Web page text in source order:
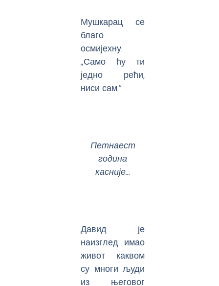
Мушкарац се
благо
осмијехну.
„Само ћу ти
једно рећи,
ниси сам.”
Петнаест
година
касније…
Давид је
наизглед имао
живот каквом
су многи људи
из његовог